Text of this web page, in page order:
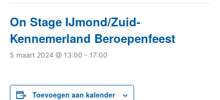
On Stage IJmond/Zuid-
Kennemerland Beroepenfeest
5 maart 2024 @ 13:00 - 17:00
Toevoegen aan kalender